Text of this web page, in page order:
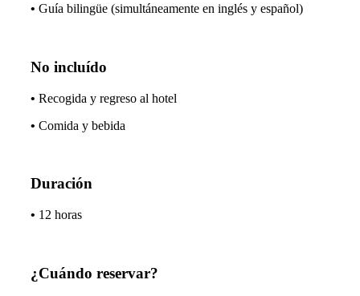
• Guía bilingüe (simultáneamente en inglés y español)
No incluído
• Recogida y regreso al hotel
• Comida y bebida
Duración
• 12 horas
¿Cuándo reservar?